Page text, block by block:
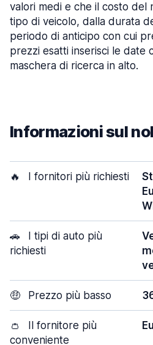
valori medi e che il costo del
tipo di veicolo, dalla durata
periodo di anticipo con cui
prezzi esatti inserisci le date
maschera di ricerca in alto.
Informazioni sul
🔥 I fornitori più richiesti
🚗
I tipi di auto più
richiesti
🤑 Prezzo più basso
👛
Il fornitore più
conveniente